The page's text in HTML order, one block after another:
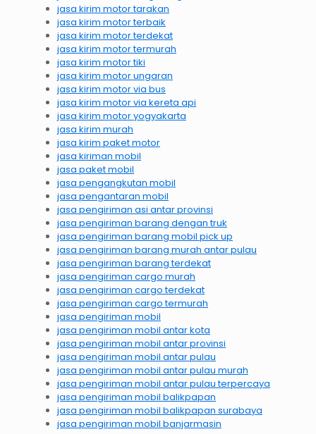
jasa kirim motor tarakan
jasa kirim motor terbaik
jasa kirim motor terdekat
jasa kirim motor termurah
jasa kirim motor tiki
jasa kirim motor ungaran
jasa kirim motor via bus
jasa kirim motor via kereta api
jasa kirim motor yogyakarta
jasa kirim murah
jasa kirim paket motor
jasa kiriman mobil
jasa paket mobil
jasa pengangkutan mobil
jasa pengantaran mobil
jasa pengiriman asi antar provinsi
jasa pengiriman barang dengan truk
jasa pengiriman barang mobil pick up
jasa pengiriman barang murah antar pulau
jasa pengiriman barang terdekat
jasa pengiriman cargo murah
jasa pengiriman cargo terdekat
jasa pengiriman cargo termurah
jasa pengiriman mobil
jasa pengiriman mobil antar kota
jasa pengiriman mobil antar provinsi
jasa pengiriman mobil antar pulau
jasa pengiriman mobil antar pulau murah
jasa pengiriman mobil antar pulau terpercaya
jasa pengiriman mobil balikpapan
jasa pengiriman mobil balikpapan surabaya
jasa pengiriman mobil banjarmasin